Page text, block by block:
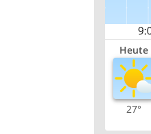
Heute
27°